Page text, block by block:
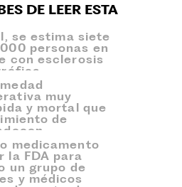
DE LEER ESTA
se estima siete
personas en
con esclerosis
muy
y mortal que
de
medicamento
la FDA para
un grupo de
y médicos